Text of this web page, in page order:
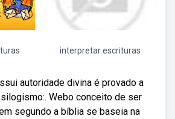
interpretar escrituras
autoridade divina é provado a
Webo conceito de ser
segundo a bíblia se baseia na